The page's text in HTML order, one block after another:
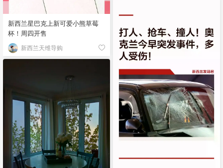
新西兰星巴克上新可爱小熊草莓
杯！周四开售
新西兰天维导购